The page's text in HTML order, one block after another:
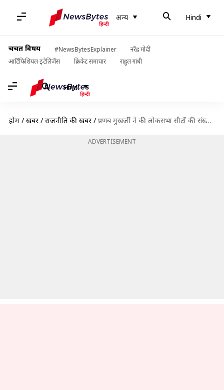
अन्य Hindi
चर्चित विषय #NewsBytesExplainer
नरेंद्र मोदी
आर्टिफिशियल इंटेलिजेंस
क्रिकेट समाचार राहुल गांधी
Hindi
होम / खबरें / राजनीति की खबरें / प्रणब मुखर्जी ने की लोकसभा सीटों की संख्या 1,000 करने की वकालत, जनसंख्या को बनाया आधार
ADVERTISEMENT